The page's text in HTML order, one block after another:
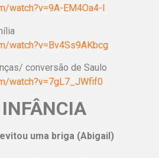
watch?v=9A-EM4Oa4-I
watch?v=Bv4Ss9AKbcg
conversão de Saulo
watch?v=7gL7_JWfif0
uma briga (Abigail)